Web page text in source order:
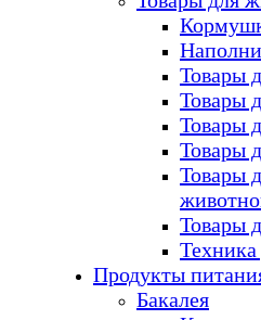
Товары
Товары
Товары
Товары
Товары
Товары
Продукты
Бакалея